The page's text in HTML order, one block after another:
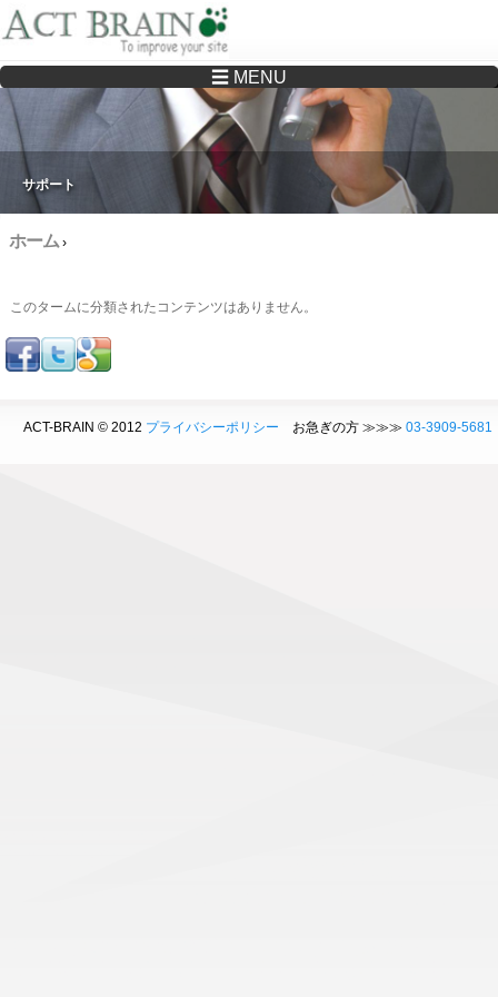
Drupalサイトの制作・保守をどこに頼んでいいか分からない方へ…まずはご相談く
ださい
☰ MENU
サポート
ホーム›
このタームに分類されたコンテンツはありません。
ACT-BRAIN © 2012 プライバシーポリシー お急ぎの方 ≫≫≫ 03-3909-5681